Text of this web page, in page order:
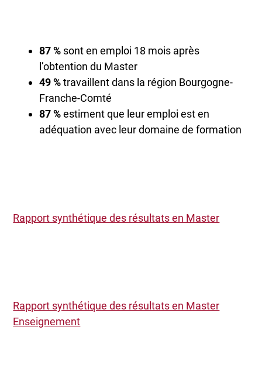
87 % sont en emploi 18 mois après
l’obtention du Master
49 %travaillent dans la région Bourgogne-
Franche-Comté
87 %estiment que leur emploi est en
adéquation avec leur domaine de formation
Rapport synthétique des résultats en Master
Rapport synthétique des résultats en Master
Enseignement